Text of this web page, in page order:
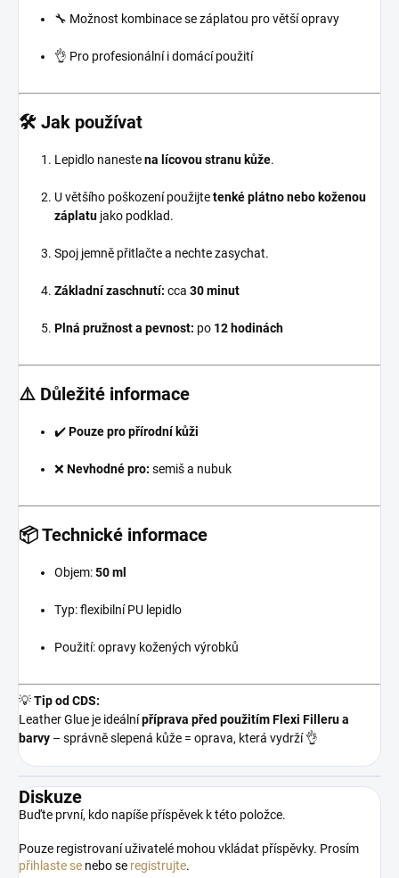
🔧 Možnost kombinace se záplatou pro větší opravy
👌 Pro profesionální i domácí použití
🛠️ Jak používat
Lepidlo nanestena lícovou stranu kůže.
U většího poškození použijtetenké plátno nebo koženou
záplatu jako podklad.
Spoj jemně přitlačte a nechte zasychat.
Základní zaschnutí: cca 30 minut
Plná pružnost a pevnost: po 12 hodinách
⚠️ Důležité informace
✔️Pouze pro přírodní kůži
❌ Nevhodné pro: semiš a nubuk
📦 Technické informace
Objem:50 ml
Typ: flexibilní PU lepidlo
Použití: opravy kožených výrobků
💡Tip od CDS:
Leather Glue je ideálnípříprava před použitím Flexi Filleru a
barvy – správně slepená kůže = oprava, která vydrží 👌
Diskuze
Buďte první, kdo napíše příspěvek k této položce.
Pouze registrovaní uživatelé mohou vkládat příspěvky. Prosím
přihlaste se nebo se registrujte.